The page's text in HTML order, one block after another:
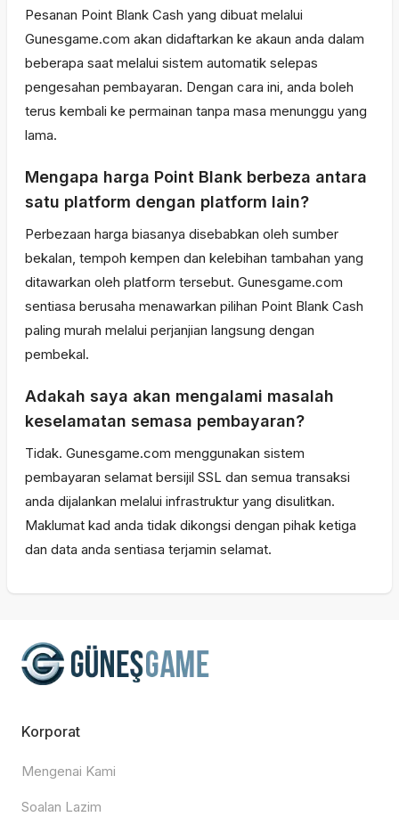
Pesanan Point Blank Cash yang dibuat melalui
Gunesgame.com akan didaftarkan ke akaun anda dalam
beberapa saat melalui sistem automatik selepas
pengesahan pembayaran. Dengan cara ini, anda boleh
terus kembali ke permainan tanpa masa menunggu yang
lama.
Mengapa harga Point Blank berbeza antara
satu platform dengan platform lain?
Perbezaan harga biasanya disebabkan oleh sumber
bekalan, tempoh kempen dan kelebihan tambahan yang
ditawarkan oleh platform tersebut. Gunesgame.com
sentiasa berusaha menawarkan pilihan Point Blank Cash
paling murah melalui perjanjian langsung dengan
pembekal.
Adakah saya akan mengalami masalah
keselamatan semasa pembayaran?
Tidak. Gunesgame.com menggunakan sistem
pembayaran selamat bersijil SSL dan semua transaksi
anda dijalankan melalui infrastruktur yang disulitkan.
Maklumat kad anda tidak dikongsi dengan pihak ketiga
dan data anda sentiasa terjamin selamat.
Korporat
Mengenai Kami
Soalan Lazim